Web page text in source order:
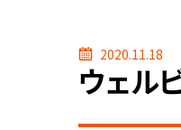
2020.11.18
ウェル